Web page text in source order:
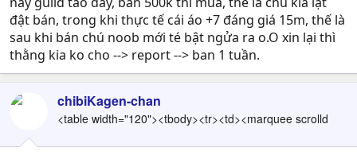
đật bán, trong khi thực tế cái áo +7 đáng giá 15m, thế là
sau khi bán chú noob mới té bật ngửa ra o.O xin lại thì
thằng kia ko cho --> report --> ban 1 tuần.
chibiKagen-chan
<table width="120"><tbody><tr><td><marquee scrolld